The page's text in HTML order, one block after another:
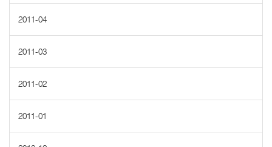
2011-04
2011-03
2011-02
2011-01